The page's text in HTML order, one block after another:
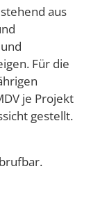
aus
Für die
je Projekt
gestellt.